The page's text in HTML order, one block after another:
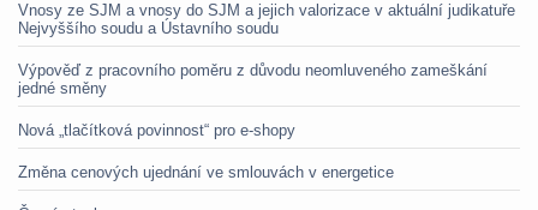
Vnosy ze SJM a vnosy do SJM a jejich valorizace v aktuální judikatuře
Nejvyššího soudu a Ústavního soudu
Výpověď z pracovního poměru z důvodu neomluveného zameškání
jedné směny
Nová „tlačítková povinnost“ pro e-shopy
Změna cenových ujednání ve smlouvách v energetice